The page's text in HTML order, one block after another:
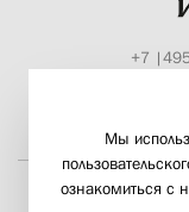
+7
Мы
ознакомиться с